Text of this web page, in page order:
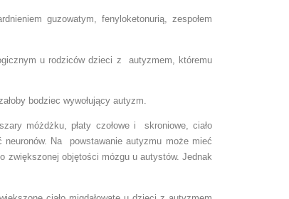
guzowatym, fenyloketonurią, zespołem
u rodziców dzieci z autyzmem, któremu
bodziec wywołujący autyzm.
móżdżku, płaty czołowe i skroniowe, ciało
neuronów. Na powstawanie autyzmu może mieć
zwiększonej objętości mózgu u autystów. Jednak